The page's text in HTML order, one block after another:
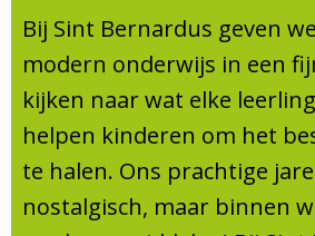
Onderwijs
Leerlingenraad
Leerlingenzorg
Doorstroomtoets
Jeugdprofessional op
Centrum Jeugd en
Schoollogopedie
Schooltijden
Absentie
Ouders
Ouderraad (OR)
Formulieren
Klachtenregeling
Contact
Bij Sint Bernardus geven
modern onderwijs in een
kijken naar wat elke
helpen kinderen om het
te halen. Ons prachtige
nostalgisch, maar binnen